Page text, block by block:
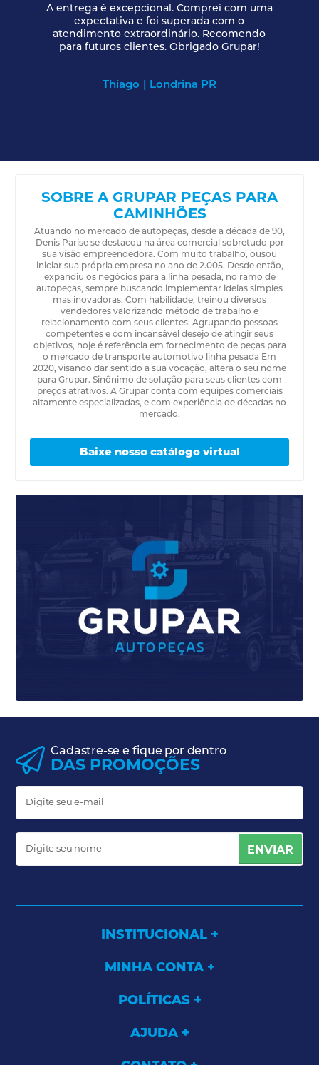
A entrega é excepcional. Comprei com uma
expectativa e foi superada com o
atendimento extraordinário. Recomendo
para futuros clientes. Obrigado Grupar!
Thiago | Londrina PR
SOBRE A GRUPAR PEÇAS PARA
CAMINHÕES
Atuando no mercado de autopeças, desde a década de 90,
Denis Parise se destacou na área comercial sobretudo por
sua visão empreendedora. Com muito trabalho, ousou
iniciar sua própria empresa no ano de 2.005. Desde então,
expandiu os negócios para a linha pesada, no ramo de
autopeças, sempre buscando implementar ideias simples
mas inovadoras. Com habilidade, treinou diversos
vendedores valorizando método de trabalho e
relacionamento com seus clientes. Agrupando pessoas
competentes e com incansável desejo de atingir seus
objetivos, hoje é referência em fornecimento de peças para
o mercado de transporte automotivo linha pesada Em
2020, visando dar sentido a sua vocação, altera o seu nome
para Grupar. Sinônimo de solução para seus clientes com
preços atrativos. A Grupar conta com equipes comerciais
altamente especializadas, e com experiência de décadas no
mercado.
Baixe nosso catálogo virtual
Cadastre-se e fique por dentro
DAS PROMOÇÕES
ENVIAR
INSTITUCIONAL
MINHA CONTA
POLÍTICAS
AJUDA